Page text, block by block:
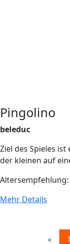
Pingolino
beleduc
Ziel des Spieles
der kleinen auf
Altersempfehlung:
Mehr Details
« 1